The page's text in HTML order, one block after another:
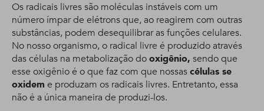
Os radicais livres são moléculas instáveis com um
número ímpar de elétrons que, ao reagirem com outras
substâncias, podem desequilibrar as funções celulares.
No nosso organismo, o radical livre é produzido através
das células na metabolização dooxigênio, sendo que
esse oxigênio é o que faz com que nossascélulas se
oxidem e produzam os radicais livres. Entretanto, essa
não é a única maneira de produzi-los.